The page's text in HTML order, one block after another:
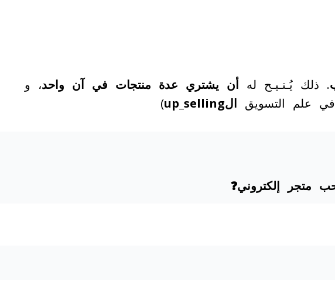
. ذلك يُـتـيـح له أن يشتري عدة منتجات في آن واحد، و
علم التسويق الup_selling )
متجر إلكتروني❓